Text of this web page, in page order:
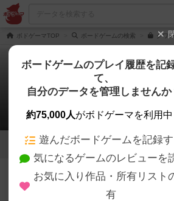
ボドゲーマTOP ボードゲームの検索 クワ
クワンチャイ・モリヤ
0件のリプレイ日記
8 5
クワンチャイ・モリヤ版 ザ・ゲー
ボードゲームのプレイ履歴を記
て、
自分のデータを管理しませんか
約75,000人がボドゲーマを利用中
遊んだボードゲームを記録
気になるゲームのレビューを
お気に入り作品・所有リスト
有